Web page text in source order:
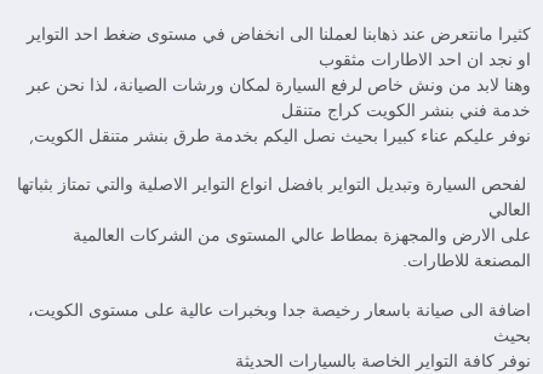
كثيرا مانتعرض عند ذهابنا لعملنا الى انخفاض في مستوى ضغط احد التواير
او نجد ان احد الاطارات مثقوب
وهنا لابد من ونش خاص لرفع السيارة لمكان ورشات الصيانة، لذا نحن عبر
خدمة فني بنشر الكويت كراج متنقل
نوفر عليكم عناء كبيرا بحيث نصل اليكم بخدمة طرق بنشر متنقل الكويت,
لفحص السيارة وتبديل التواير بافضل انواع التواير الاصلية والتي تمتاز بثباتها
العالي
على الارض والمجهزة بمطاط عالي المستوى من الشركات العالمية
المصنعة للاطارات.
اضافة الى صيانة باسعار رخيصة جدا وبخبرات عالية على مستوى الكويت،
بحيث
نوفر كافة التواير الخاصة بالسيارات الحديثة